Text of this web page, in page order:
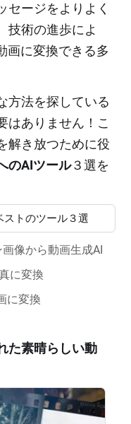
セージをよりよく
技術の進歩によ
画に変換できる多
方法を探している
はありません！こ
解き放つために役
のAIツール３選を
トのツール３選
像から動画生成AI
に変換
に変換
た素晴らしい動